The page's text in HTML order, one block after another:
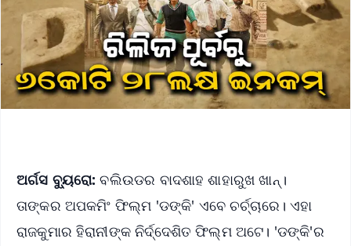
ଅର୍ଗସ ବ୍ୟୁରୋ: ବଲିଉଡର ବାଦଶାହ ଶାହାରୁଖ ଖାନ୍‌।
ତାଙ୍କର ଅପକମିଂ ଫିଲ୍ମ 'ଡଙ୍କି' ଏବେ ଚର୍ଚ୍ଚାରେ। ଏହା
ରାଜକୁମାର ହିରାନୀଙ୍କ ନିର୍ଦ୍ଦେଶିତ ଫିଲ୍ମ ଅଟେ। 'ଡଙ୍କି'ର